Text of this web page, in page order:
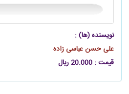
نویسنده (ها) :
علی حسن عباسی زاده
قیمت : 20.000 ریال